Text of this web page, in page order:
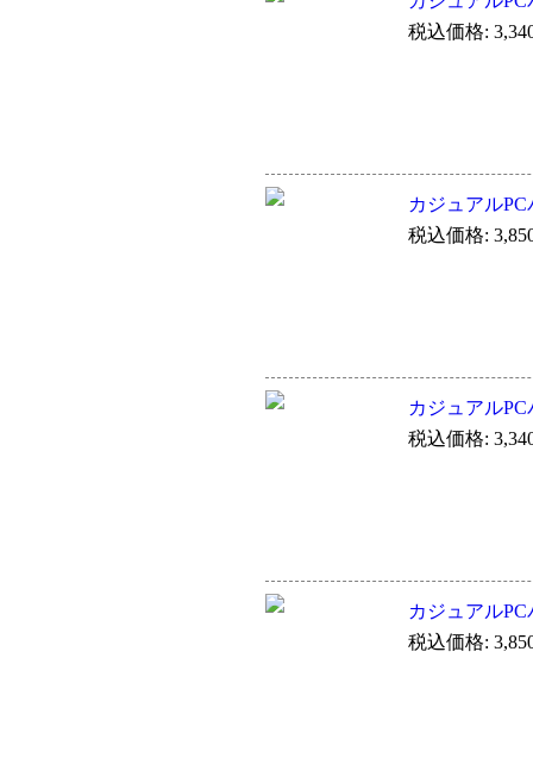
税込価格:
カジュアル
税込価格:
カジュアル
税込価格:
カジュアル
税込価格: